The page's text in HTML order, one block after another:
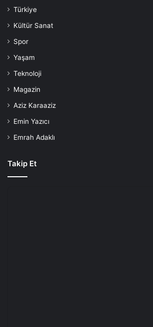
Türkiye
Kültür Sanat
Spor
Yaşam
Teknoloji
Magazin
Aziz Karaaziz
Emin Yazıcı
Emrah Adaklı
Takip Et